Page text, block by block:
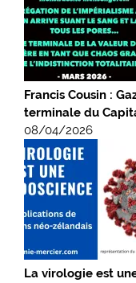
Francis Cousin :
terminale du
08/04/2026
La virologie est